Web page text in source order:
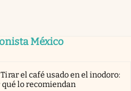
México
Tirar el café usado en el inodoro:
lo recomiendan